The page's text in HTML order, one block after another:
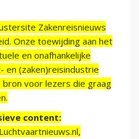
Zakenreisnieuws
Onze toewijding aan het
en onafhankelijke
en (zaken)reisindustrie
voor lezers die graag
content: